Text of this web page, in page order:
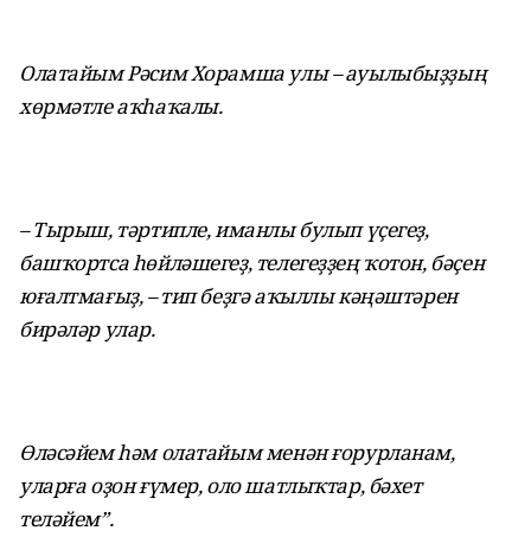
Олатайым Рәсим Хорамша улы – ауылыбыҙҙың
хөрмәтле аҡһаҡалы.
– Тырыш, тәртипле, иманлы булып үҫегеҙ,
башҡортса һөйләшегеҙ, телегеҙҙең ҡотон, бәҫен
юғалтмағыҙ, – тип беҙгә аҡыллы кәңәштәрен
бирәләр улар.
Өләсәйем һәм олатайым менән ғорурланам,
уларға оҙон ғүмер, оло шатлыҡтар, бәхет
теләйем”.